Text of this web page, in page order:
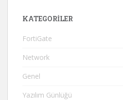
KATEGORILER
FortiGate
Network
Genel
Yazılım Günlüğü